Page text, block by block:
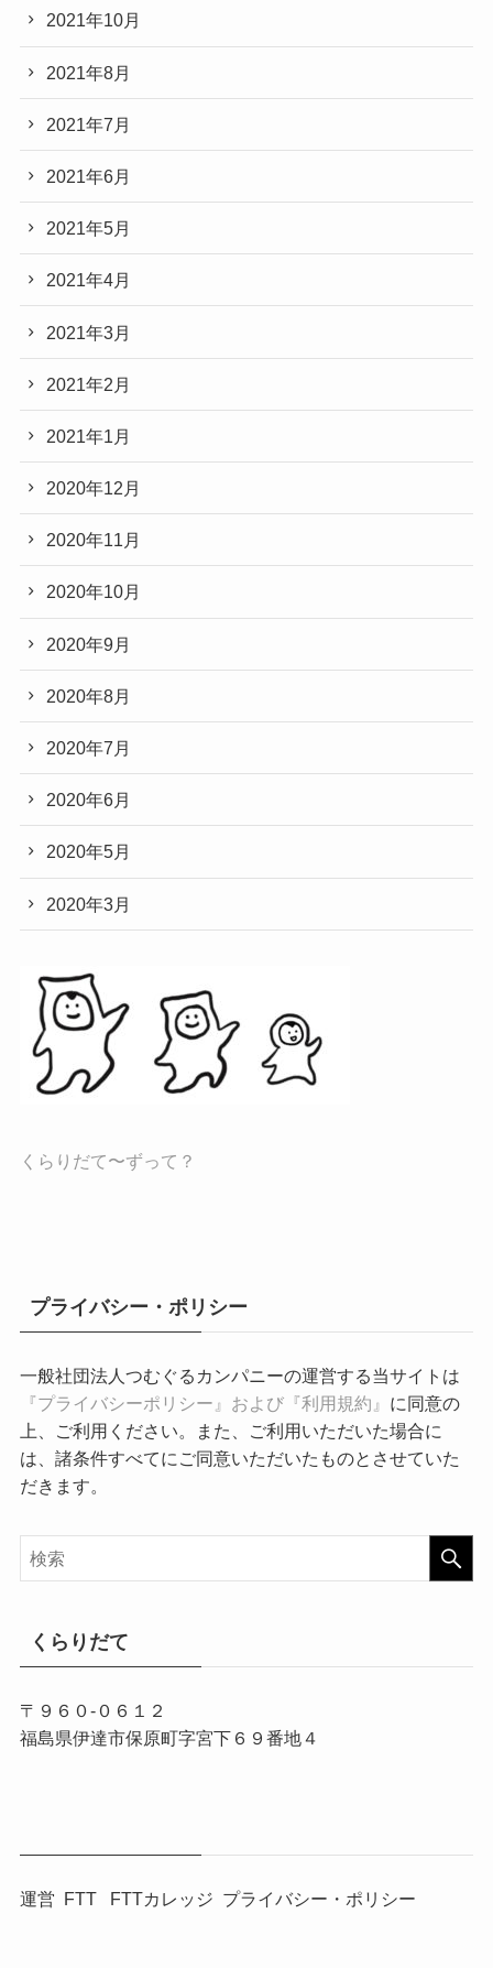
2021年10月
2021年8月
2021年7月
2021年6月
2021年5月
2021年4月
2021年3月
2021年2月
2021年1月
2020年12月
2020年11月
2020年10月
2020年9月
2020年8月
2020年7月
2020年6月
2020年5月
2020年3月
くらりだて〜ずって？
プライバシー・ポリシー
一般社団法人つむぐるカンパニーの運営する当サイトは
『プライバシーポリシー』および『利用規約』 に同意の
上、ご利用ください。また、ご利用いただいた場合に
は、諸条件すべてにご同意いただいたものとさせていた
だきます。
くらりだて
〒９６０-０６１２
福島県伊達市保原町字宮下６９番地４
運営 FTT FTTカレッジ プライバシー・ポリシー